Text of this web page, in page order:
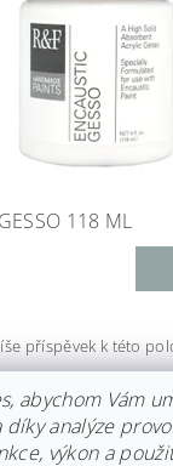
118 ML
příspěvek k této
abychom Vám
analýze
výkon a